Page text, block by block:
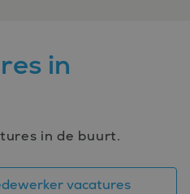
in
in de buurt.
vacatures